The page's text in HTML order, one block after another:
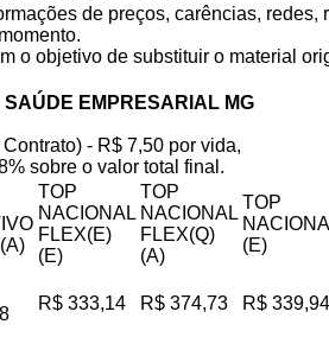
de preços, carências,
o objetivo de substituir o material
EMPRESARIAL MG
- R$ 7,50 por vida,
sobre o valor total final.
TOP
NACIONAL
FLEX(E)
(E)
TOP
NACIONAL
FLEX(Q)
(A)
TOP
(E)
R$ 333,14 R$ 374,73 R$ 339,94